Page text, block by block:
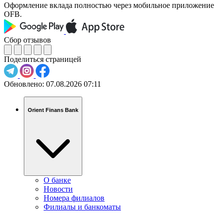
Оформление вклада полностью через мобильное приложение
OFB.
Сбор отзывов
Поделиться страницей
Обновлено: 07.08.2026 07:11
Orient Finans Bank
О банке
Новости
Номера филиалов
Филиалы и банкоматы